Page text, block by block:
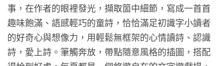
事，在作者的眼裡發光，擷取箇中細節，寫成一首首
趣味飽滿、語感輕巧的童詩，恰恰滿足初識字小讀者
的好奇心與想像力，用輕鬆無框架的心情讀詩、認識
詩，愛上詩。筆觸奔放，帶點隨意風格的插圖，搭配